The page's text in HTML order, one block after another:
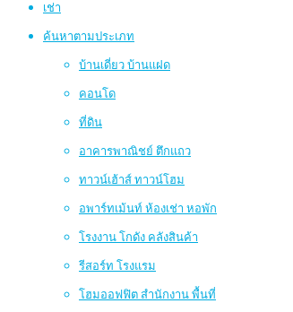
เช่า
ค้นหาตามประเภท
บ้านเดี่ยว บ้านแฝด
คอนโด
ที่ดิน
อาคารพาณิชย์ ตึกแถว
ทาวน์เฮ้าส์ ทาวน์โฮม
อพาร์ทเม้นท์ ห้องเช่า หอพัก
โรงงาน โกดัง คลังสินค้า
รีสอร์ท โรงแรม
โฮมออฟฟิต สำนักงาน พื้นที่